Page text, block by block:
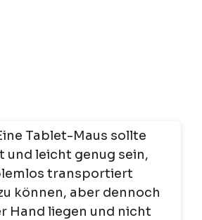
Tablet-Maus sollte
und leicht genug sein,
transportiert
können, aber dennoch
Hand liegen und nicht